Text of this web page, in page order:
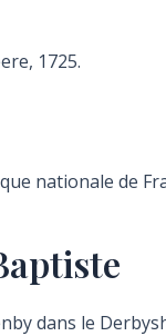
1725.
nationale de
dans le